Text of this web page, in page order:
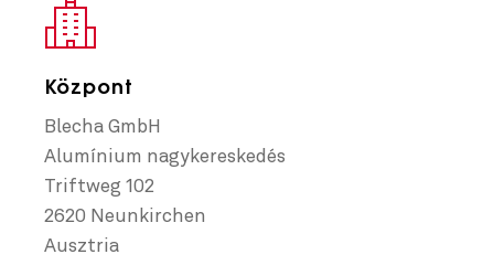
Központ
Blecha GmbH
Alumínium nagykereskedés
Triftweg 102
2620 Neunkirchen
Ausztria